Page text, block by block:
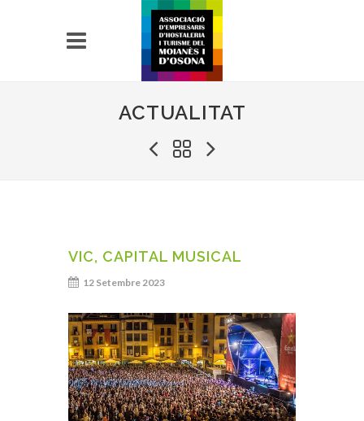
ACTUALITAT
VIC, CAPITAL MUSICAL
12 Setembre 2023